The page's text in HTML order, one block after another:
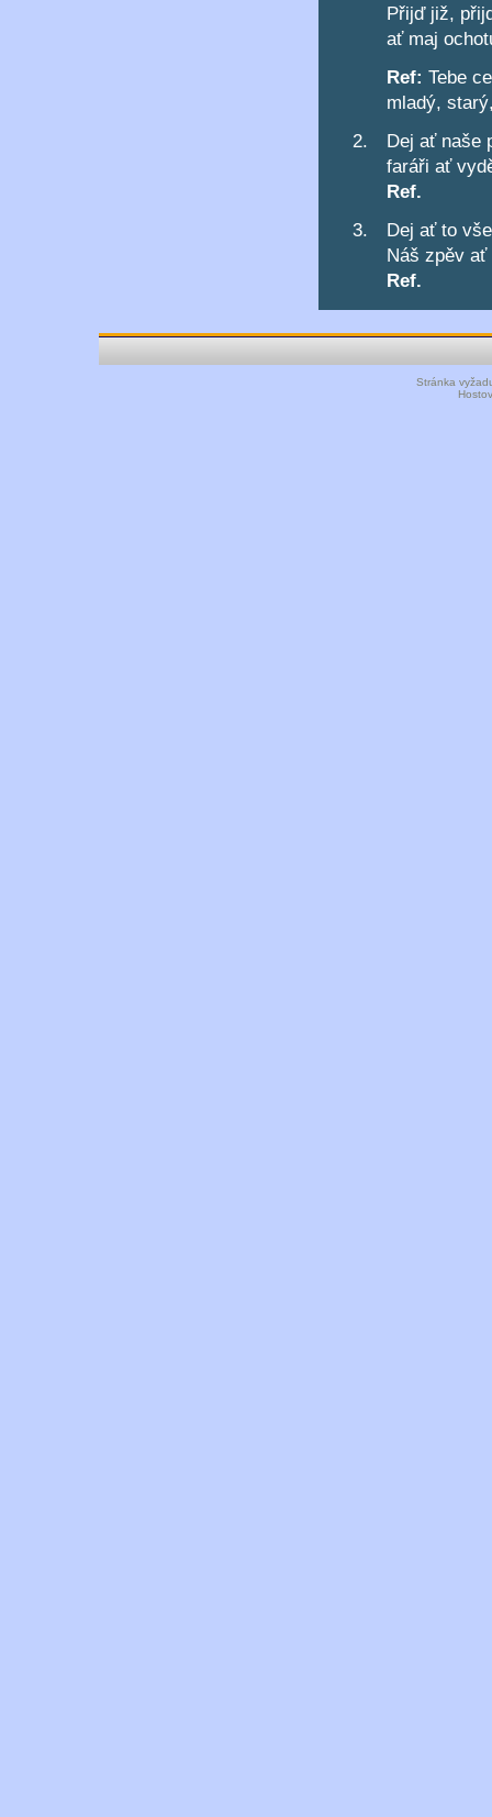
Přijď již,
ať maj
Ref: Tebe
mladý,
Dej ať naše
faráři ať
Ref.
Dej ať to
Náš zpěv
Ref.
Stránka